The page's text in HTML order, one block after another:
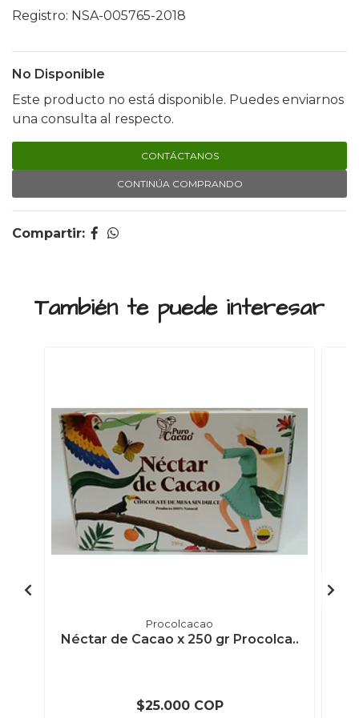
Registro: NSA-005765-2018
No Disponible
Este producto no está disponible. Puedes enviarnos
una consulta al respecto.
CONTÁCTANOS
CONTINÚA COMPRANDO
Compartir:
También te puede interesar
Procolcacao
Néctar de Cacao x 250 gr Procolca..
$25.000 COP